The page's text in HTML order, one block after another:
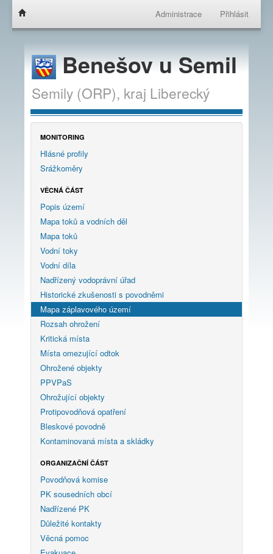
Administrace Přihlásit
Benešov u Semil
Semily (ORP), kraj Liberecký
MONITORING
Hlásné profily
Srážkoměry
VĚCNÁ ČÁST
Popis území
Mapa toků a vodních děl
Mapa toků
Vodní toky
Vodní díla
Nadřízený vodoprávní úřad
Historické zkušenosti s povodněmi
Mapa záplavového území
Rozsah ohrožení
Kritická místa
Místa omezující odtok
Ohrožené objekty
PPVPaS
Ohrožující objekty
Protipovodňová opatření
Bleskové povodně
Kontaminovaná místa a skládky
ORGANIZAČNÍ ČÁST
Povodňová komise
PK sousedních obcí
Nadřízené PK
Důležité kontakty
Věcná pomoc